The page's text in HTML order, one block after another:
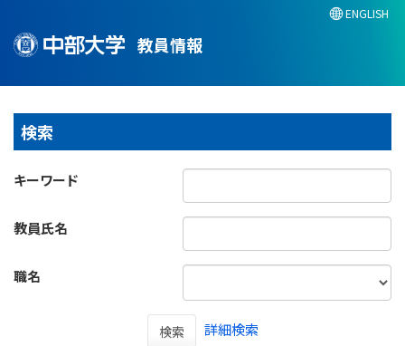
教員情報
ENGLISH
検索
キーワード
教員氏名
職名
検索
詳細検索